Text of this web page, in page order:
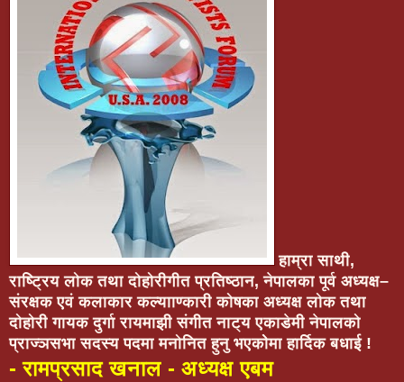
हाम्रा साथी,
राष्ट्रिय लोक तथा दोहोरीगीत प्रतिष्ठान, नेपालका पूर्व अध्यक्ष–
संरक्षक एवं कलाकार कल्यााण्कारी कोषका अध्यक्ष लोक तथा
दोहोरी गायक दुर्गा रायमाझी संगीत नाट्य एकाडेमी नेपालको
प्राज्ञसभा सदस्य पदमा मनोनित हुनु भएकोेमा हार्दिक बधाई !
- रामप्रसाद खनाल - अध्यक्ष एबम